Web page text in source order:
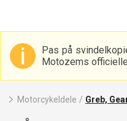
Pas på
Motozems
Motorcykeldele / Greb,